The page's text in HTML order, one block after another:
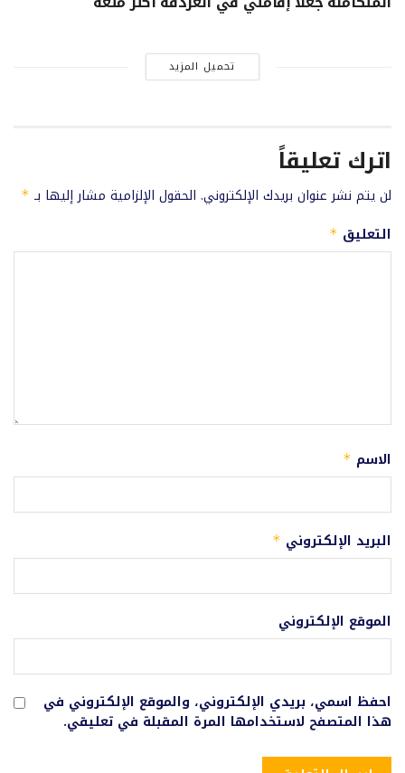
تحميل المزيد
اترك تعليقاً
لن يتم نشر عنوان بريدك الإلكتروني. الحقول الإلزامية مشار إليها بـ *
التعليق *
الاسم *
البريد الإلكتروني *
الموقع الإلكتروني
احفظ اسمي، بريدي الإلكتروني، والموقع الإلكتروني في
هذا المتصفح لاستخدامها المرة المقبلة في تعليقي.